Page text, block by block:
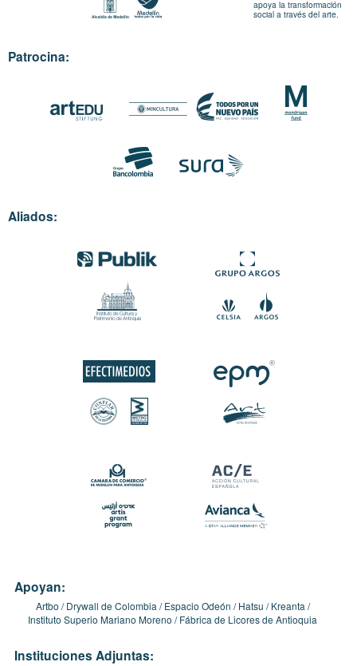
apoya la transformación
social a través del arte.
Patrocina:
Aliados:
Apoyan:
Artbo Drywall de Colombia Espacio Odeón Hatsu
Kreanta
Instituto Superio Mariano Moreno
Fábrica de Licores de Antioquia
Instituciones Adjuntas: